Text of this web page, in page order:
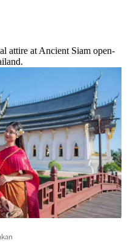
attire at Ancient Siam open-